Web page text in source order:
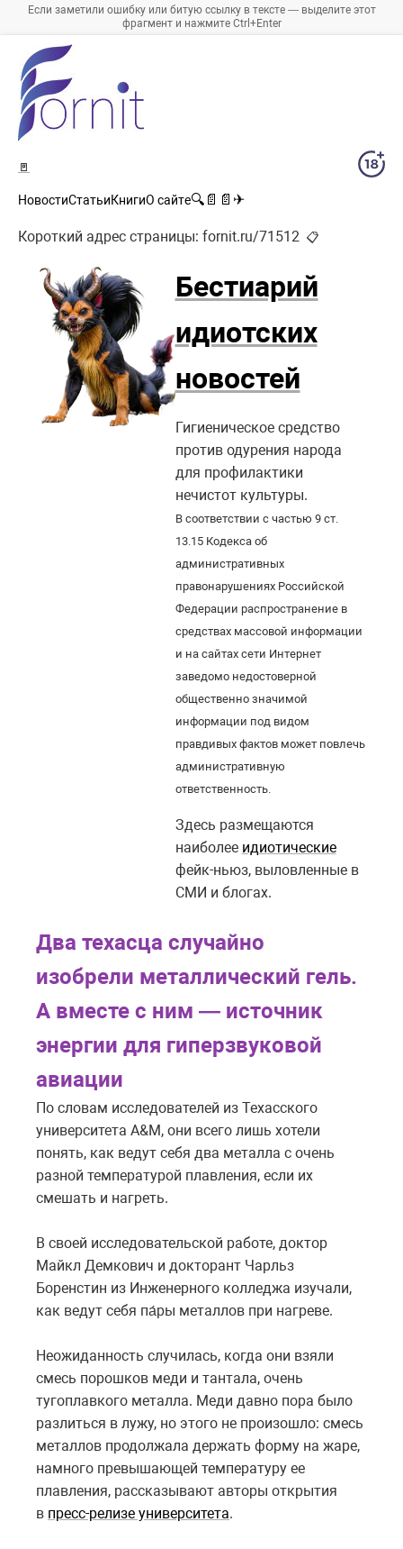
Если заметили ошибку или битую ссылку в тексте — выделите этот
фрагмент и нажмите Ctrl+Enter
🚪
НовостиСтатьиКнигиО сайте🔍 📄 📄 ✈
Короткий адрес страницы: fornit.ru/71512 📋
Бестиарий
идиотских
новостей
Гигиеническое средство
против одурения народа
для профилактики
нечистот культуры.
В соответствии с частью 9 ст.
13.15 Кодекса об
административных
правонарушениях Российской
Федерации распространение в
средствах массовой информации
и на сайтах сети Интернет
заведомо недостоверной
общественно значимой
информации под видом
правдивых фактов может повлечь
административную
ответственность.
Здесь размещаются
наиболее идиотические
фейк-ньюз, выловленные в
СМИ и блогах.
Два техасца случайно
изобрели металлический гель.
А вместе с ним — источник
энергии для гиперзвуковой
авиации
По словам исследователей из Техасского
университета A&M, они всего лишь хотели
понять, как ведут себя два металла с очень
разной температурой плавления, если их
смешать и нагреть.
В своей исследовательской работе, доктор
Майкл Демкович и докторант Чарльз
Боренстин из Инженерного колледжа изучали,
как ведут себя па́ры металлов при нагреве.
Неожиданность случилась, когда они взяли
смесь порошков меди и тантала, очень
тугоплавкого металла. Меди давно пора было
разлиться в лужу, но этого не произошло: смесь
металлов продолжала держать форму на жаре,
намного превышающей температуру ее
плавления, рассказывают авторы открытия
в пресс-релизе университета.